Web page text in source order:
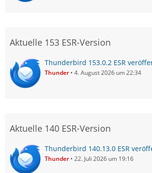
Aktuelle 153 ESR-Version
Thunderbird 153.0.2 ESR
Thunder 4. August 2026 um 22:34
Aktuelle 140 ESR-Version
Thunderbird 140.13.0 ESR
Thunder 22. Juli 2026 um 19:16